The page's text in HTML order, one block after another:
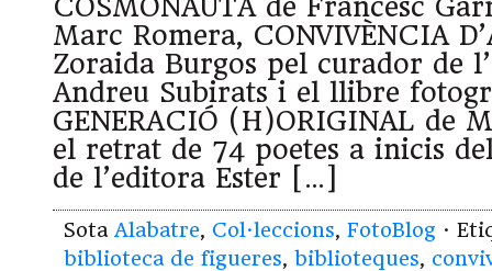
COSMONAUTA de Francesc
Marc Romera, CONVIVÈNCIA
Zoraida Burgos pel curador de
Andreu Subirats i el llibre
GENERACIÓ (H)ORIGINAL de
el retrat de 74 poetes a inicis
de l’editora Ester […]
Sota Alabatre, Col·leccions, FotoBlog ·
biblioteca de figueres, biblioteques,